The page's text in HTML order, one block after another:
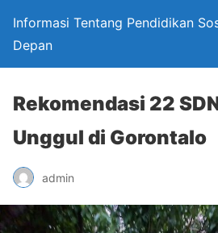
Informasi Tentang Pendidikan
Depan
Rekomendasi 22
Unggul di Gorontalo
admin